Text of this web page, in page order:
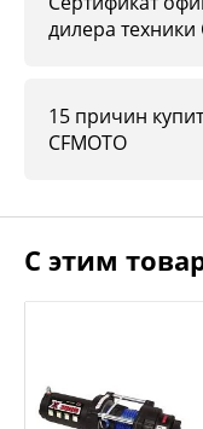
CFMOTO CFORCE
всегда будет
дилера техники
15 причин
CFMOTO
С этим